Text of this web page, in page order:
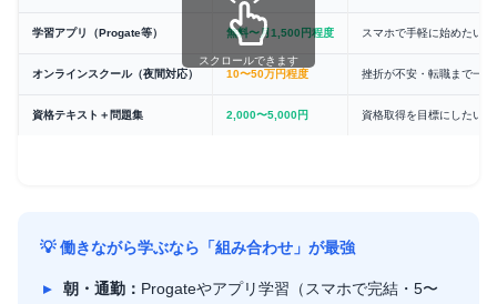
学習アプリ（Progate等） 無料〜月1,500円程度 スマホで手軽に始めたい
オンラインスクール（夜間対応） 10〜50万円程度 挫折が不安・転職まで一
資格テキスト＋問題集 2,000〜5,000円 資格取得を目標にしたい
スクロールできます
💡 働きながら学ぶなら「組み合わせ」が最強
朝・通勤： Progateやアプリ学習（スマホで完結・5〜